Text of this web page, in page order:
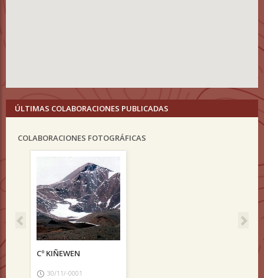
ÚLTIMAS COLABORACIONES PUBLICADAS
COLABORACIONES FOTOGRÁFICAS
Cº KIÑEWEN
30/11/-0001